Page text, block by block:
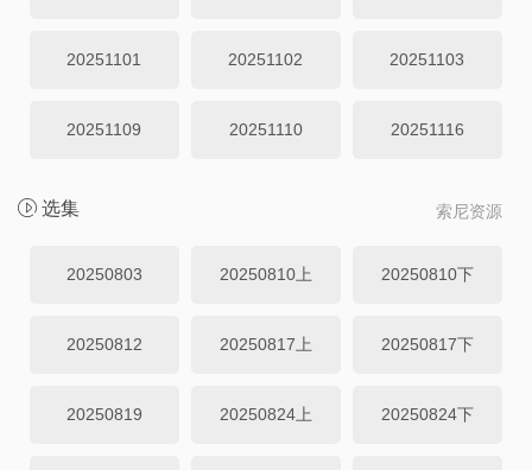
20251101 20251102 20251103
20251109 20251110 20251116
索尼资源
选集
20250803 20250810上 20250810下
20250812 20250817上 20250817下
20250819 20250824上 20250824下